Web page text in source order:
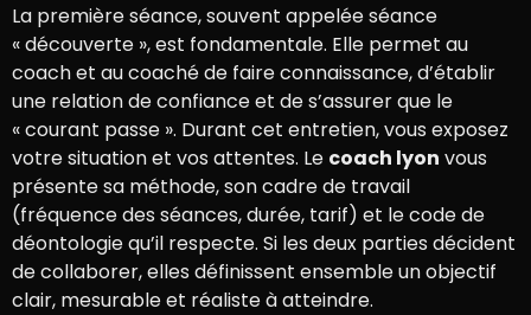
La première séance, souvent appelée séance
« découverte », est fondamentale. Elle permet au
coach et au coaché de faire connaissance, d’établir
une relation de confiance et de s’assurer que le
« courant passe ». Durant cet entretien, vous exposez
votre situation et vos attentes. Le coach lyon vous
présente sa méthode, son cadre de travail
(fréquence des séances, durée, tarif) et le code de
déontologie qu’il respecte. Si les deux parties décident
de collaborer, elles définissent ensemble un objectif
clair, mesurable et réaliste à atteindre.